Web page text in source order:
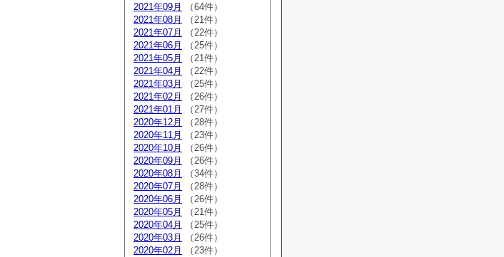
2021年09月
（64件）
2021年08月
（21件）
2021年07月
（22件）
2021年06月
（25件）
2021年05月
（21件）
2021年04月
（22件）
2021年03月
（25件）
2021年02月
（26件）
2021年01月
（27件）
2020年12月
（28件）
2020年11月
（23件）
2020年10月
（26件）
2020年09月
（26件）
2020年08月
（34件）
2020年07月
（28件）
2020年06月
（26件）
2020年05月
（21件）
2020年04月
（25件）
2020年03月
（26件）
2020年02月
（23件）